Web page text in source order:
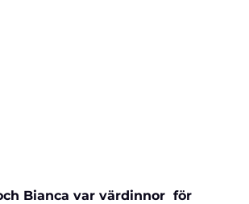
Bianca var värdinnor  för